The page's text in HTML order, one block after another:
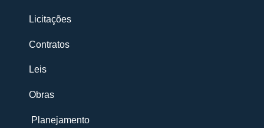
Licitações
Contratos
Leis
Obras
Planejamento